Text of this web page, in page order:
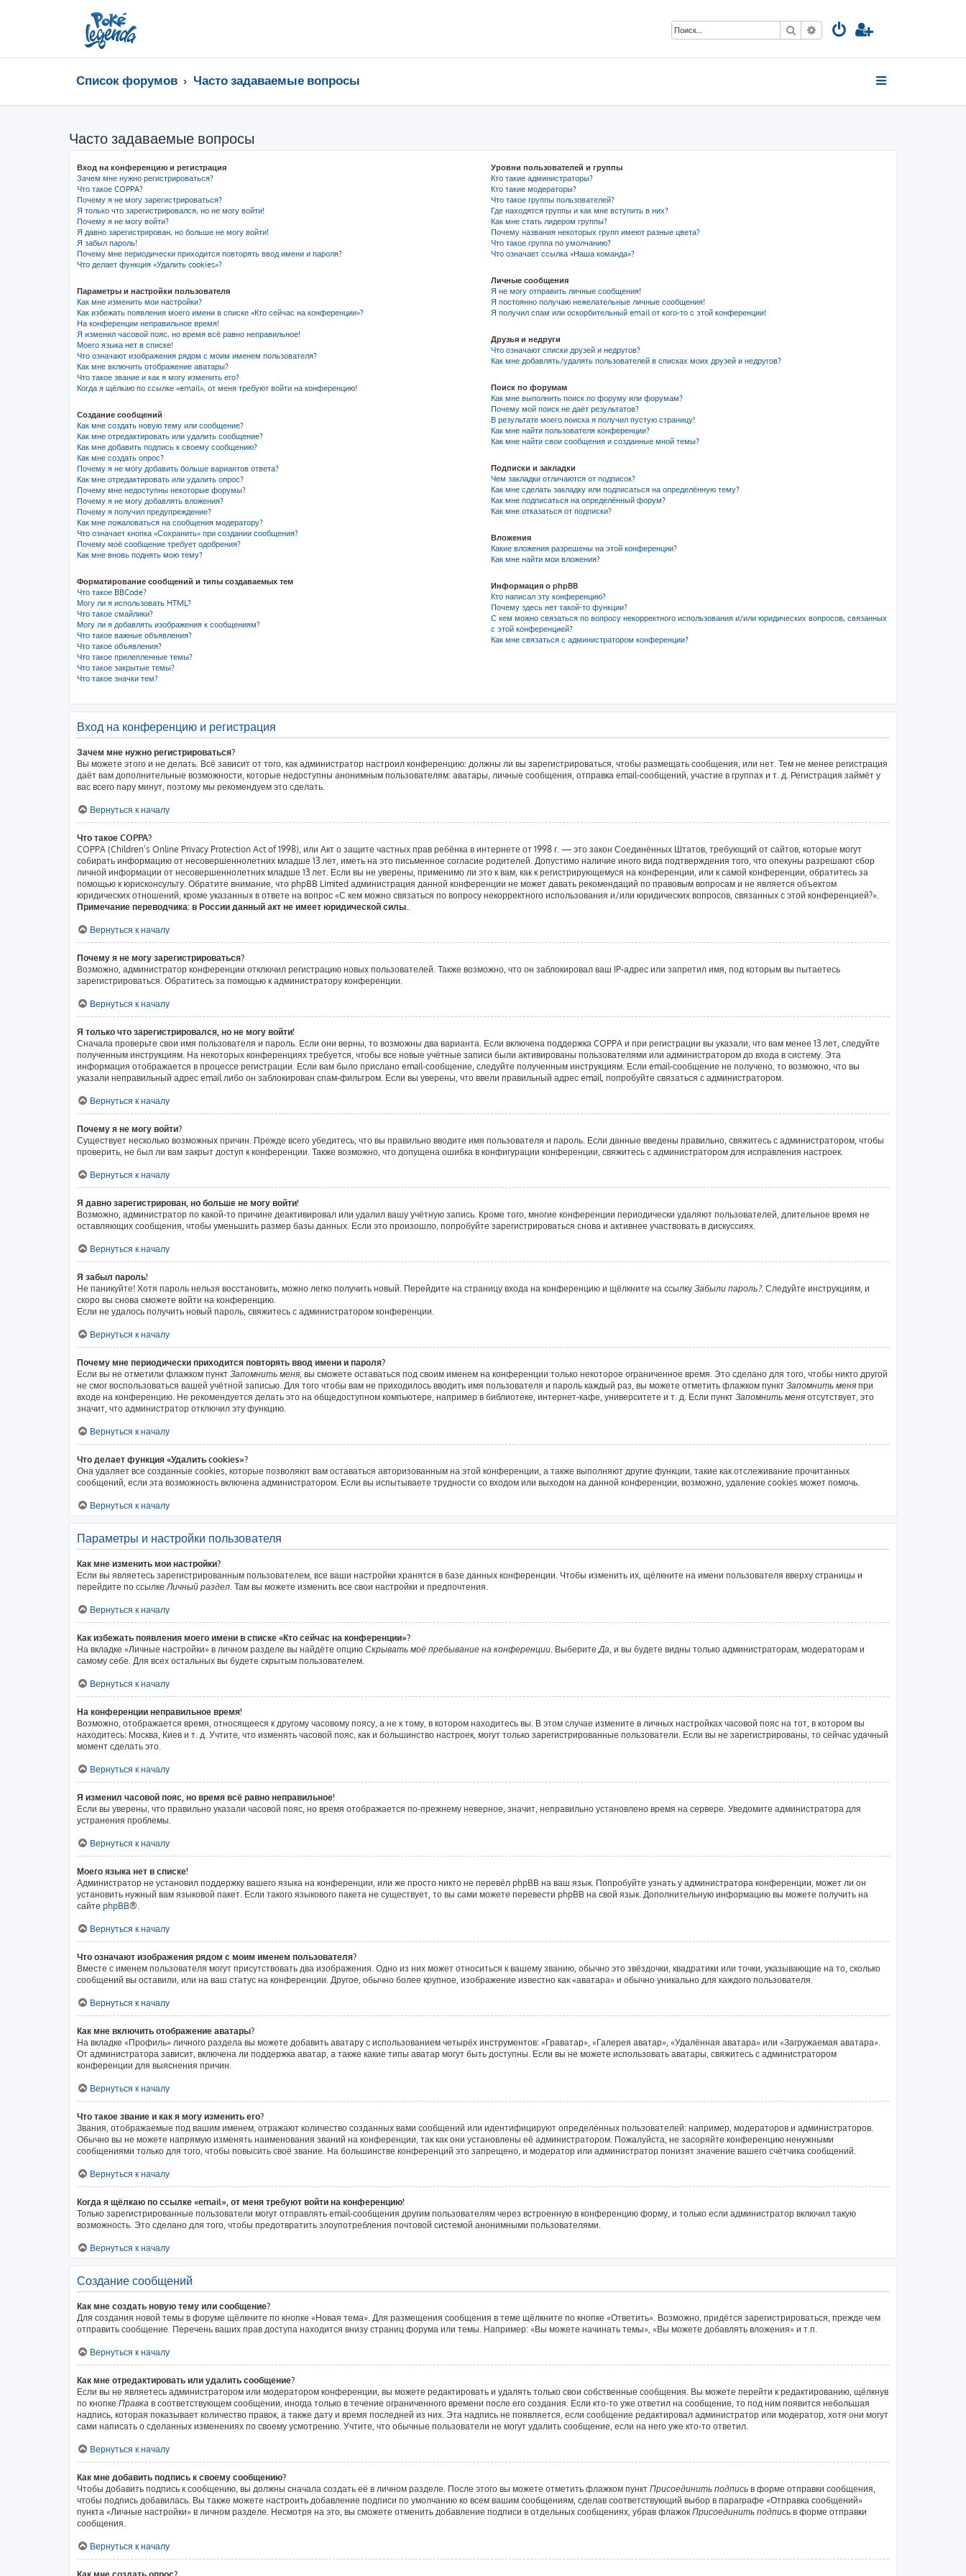
Поиск Расширенный поиск
Список форумов Часто задаваемые вопросы
Часто задаваемые вопросы
Вход на конференцию и регистрация
Зачем мне нужно регистрироваться?
Что такое COPPA?
Почему я не могу зарегистрироваться?
Я только что зарегистрировался, но не могу войти!
Почему я не могу войти?
Я давно зарегистрирован, но больше не могу войти!
Я забыл пароль!
Почему мне периодически приходится повторять ввод имени и пароля?
Что делает функция «Удалить cookies»?
Параметры и настройки пользователя
Как мне изменить мои настройки?
Как избежать появления моего имени в списке «Кто сейчас на конференции»?
На конференции неправильное время!
Я изменил часовой пояс, но время всё равно неправильное!
Моего языка нет в списке!
Что означают изображения рядом с моим именем пользователя?
Как мне включить отображение аватары?
Что такое звание и как я могу изменить его?
Когда я щёлкаю по ссылке «email», от меня требуют войти на конференцию!
Создание сообщений
Как мне создать новую тему или сообщение?
Как мне отредактировать или удалить сообщение?
Как мне добавить подпись к своему сообщению?
Как мне создать опрос?
Почему я не могу добавить больше вариантов ответа?
Как мне отредактировать или удалить опрос?
Почему мне недоступны некоторые форумы?
Почему я не могу добавлять вложения?
Почему я получил предупреждение?
Как мне пожаловаться на сообщения модератору?
Что означает кнопка «Сохранить» при создании сообщения?
Почему моё сообщение требует одобрения?
Как мне вновь поднять мою тему?
Форматирование сообщений и типы создаваемых тем
Что такое BBCode?
Могу ли я использовать HTML?
Что такое смайлики?
Могу ли я добавлять изображения к сообщениям?
Что такое важные объявления?
Что такое объявления?
Что такое прилепленные темы?
Что такое закрытые темы?
Что такое значки тем?
Уровни пользователей и группы
Кто такие администраторы?
Кто такие модераторы?
Что такое группы пользователей?
Где находятся группы и как мне вступить в них?
Как мне стать лидером группы?
Почему названия некоторых групп имеют разные цвета?
Что такое группа по умолчанию?
Что означает ссылка «Наша команда»?
Личные сообщения
Я не могу отправить личные сообщения!
Я постоянно получаю нежелательные личные сообщения!
Я получил спам или оскорбительный email от кого-то с этой конференции!
Друзья и недруги
Что означают списки друзей и недругов?
Как мне добавлять/удалять пользователей в списках моих друзей и недругов?
Поиск по форумам
Как мне выполнить поиск по форуму или форумам?
Почему мой поиск не даёт результатов?
В результате моего поиска я получил пустую страницу!
Как мне найти пользователя конференции?
Как мне найти свои сообщения и созданные мной темы?
Подписки и закладки
Чем закладки отличаются от подписок?
Как мне сделать закладку или подписаться на определённую тему?
Как мне подписаться на определённый форум?
Как мне отказаться от подписки?
Вложения
Какие вложения разрешены на этой конференции?
Как мне найти мои вложения?
Информация о phpBB
Кто написал эту конференцию?
Почему здесь нет такой-то функции?
С кем можно связаться по вопросу некорректного использования и/или юридических вопросов, связанных
с этой конференцией?
Как мне связаться с администратором конференции?
Вход на конференцию и регистрация
Зачем мне нужно регистрироваться?
Вы можете этого и не делать. Всё зависит от того, как администратор настроил конференцию: должны ли вы зарегистрироваться, чтобы размещать сообщения, или нет. Тем не менее регистрация
даёт вам дополнительные возможности, которые недоступны анонимным пользователям: аватары, личные сообщения, отправка email-сообщений, участие в группах и т. д. Регистрация займёт у
вас всего пару минут, поэтому мы рекомендуем это сделать.
Вернуться к началу
Что такое COPPA?
COPPA (Children’s Online Privacy Protection Act of 1998), или Акт о защите частных прав ребёнка в интернете от 1998 г. — это закон Соединённых Штатов, требующий от сайтов, которые могут
собирать информацию от несовершеннолетних младше 13 лет, иметь на это письменное согласие родителей. Допустимо наличие иного вида подтверждения того, что опекуны разрешают сбор
личной информации от несовершеннолетних младше 13 лет. Если вы не уверены, применимо ли это к вам, как к регистрирующемуся на конференции, или к самой конференции, обратитесь за
помощью к юрисконсульту. Обратите внимание, что phpBB Limited администрация данной конференции не может давать рекомендаций по правовым вопросам и не является объектом
юридических отношений, кроме указанных в ответе на вопрос «С кем можно связаться по вопросу некорректного использования и/или юридических вопросов, связанных с этой конференцией?».
Примечание переводчика: в России данный акт не имеет юридической силы..
Вернуться к началу
Почему я не могу зарегистрироваться?
Возможно, администратор конференции отключил регистрацию новых пользователей. Также возможно, что он заблокировал ваш IP-адрес или запретил имя, под которым вы пытаетесь
зарегистрироваться. Обратитесь за помощью к администратору конференции.
Вернуться к началу
Я только что зарегистрировался, но не могу войти!
Сначала проверьте свои имя пользователя и пароль. Если они верны, то возможны два варианта. Если включена поддержка COPPA и при регистрации вы указали, что вам менее 13 лет, следуйте
полученным инструкциям. На некоторых конференциях требуется, чтобы все новые учётные записи были активированы пользователями или администратором до входа в систему. Эта
информация отображается в процессе регистрации. Если вам было прислано email-сообщение, следуйте полученным инструкциям. Если email-сообщение не получено, то возможно, что вы
указали неправильный адрес email либо он заблокирован спам-фильтром. Если вы уверены, что ввели правильный адрес email, попробуйте связаться с администратором.
Вернуться к началу
Почему я не могу войти?
Существует несколько возможных причин. Прежде всего убедитесь, что вы правильно вводите имя пользователя и пароль. Если данные введены правильно, свяжитесь с администратором, чтобы
проверить, не был ли вам закрыт доступ к конференции. Также возможно, что допущена ошибка в конфигурации конференции, свяжитесь с администратором для исправления настроек.
Вернуться к началу
Я давно зарегистрирован, но больше не могу войти!
Возможно, администратор по какой-то причине деактивировал или удалил вашу учётную запись. Кроме того, многие конференции периодически удаляют пользователей, длительное время не
оставляющих сообщения, чтобы уменьшить размер базы данных. Если это произошло, попробуйте зарегистрироваться снова и активнее участвовать в дискуссиях.
Вернуться к началу
Я забыл пароль!
Не паникуйте! Хотя пароль нельзя восстановить, можно легко получить новый. Перейдите на страницу входа на конференцию и щёлкните на ссылку Забыли пароль?. Следуйте инструкциям, и
скоро вы снова сможете войти на конференцию.
Если не удалось получить новый пароль, свяжитесь с администратором конференции.
Вернуться к началу
Почему мне периодически приходится повторять ввод имени и пароля?
Если вы не отметили флажком пункт Запомнить меня, вы сможете оставаться под своим именем на конференции только некоторое ограниченное время. Это сделано для того, чтобы никто другой
не смог воспользоваться вашей учётной записью. Для того чтобы вам не приходилось вводить имя пользователя и пароль каждый раз, вы можете отметить флажком пункт Запомнить меня при
входе на конференцию. Не рекомендуется делать это на общедоступном компьютере, например в библиотеке, интернет-кафе, университете и т. д. Если пункт Запомнить меня отсутствует, это
значит, что администратор отключил эту функцию.
Вернуться к началу
Что делает функция «Удалить cookies»?
Она удаляет все созданные cookies, которые позволяют вам оставаться авторизованным на этой конференции, а также выполняют другие функции, такие как отслеживание прочитанных
сообщений, если эта возможность включена администратором. Если вы испытываете трудности со входом или выходом на данной конференции, возможно, удаление cookies может помочь.
Вернуться к началу
Параметры и настройки пользователя
Как мне изменить мои настройки?
Если вы являетесь зарегистрированным пользователем, все ваши настройки хранятся в базе данных конференции. Чтобы изменить их, щёлкните на имени пользователя вверху страницы и
перейдите по ссылкеЛичный раздел. Там вы можете изменить все свои настройки и предпочтения.
Вернуться к началу
Как избежать появления моего имени в списке «Кто сейчас на конференции»?
На вкладке «Личные настройки» в личном разделе вы найдёте опцию Скрывать моё пребывание на конференции. ВыберитеДа, и вы будете видны только администраторам, модераторам и
самому себе. Для всех остальных вы будете скрытым пользователем.
Вернуться к началу
На конференции неправильное время!
Возможно, отображается время, относящееся к другому часовому поясу, а не к тому, в котором находитесь вы. В этом случае измените в личных настройках часовой пояс на тот, в котором вы
находитесь: Москва, Киев и т. д. Учтите, что изменять часовой пояс, как и большинство настроек, могут только зарегистрированные пользователи. Если вы не зарегистрированы, то сейчас удачный
момент сделать это.
Вернуться к началу
Я изменил часовой пояс, но время всё равно неправильное!
Если вы уверены, что правильно указали часовой пояс, но время отображается по-прежнему неверное, значит, неправильно установлено время на сервере. Уведомите администратора для
устранения проблемы.
Вернуться к началу
Моего языка нет в списке!
Администратор не установил поддержку вашего языка на конференции, или же просто никто не перевёл phpBB на ваш язык. Попробуйте узнать у администратора конференции, может ли он
установить нужный вам языковой пакет. Если такого языкового пакета не существует, то вы сами можете перевести phpBB на свой язык. Дополнительную информацию вы можете получить на
сайте phpBB®.
Вернуться к началу
Что означают изображения рядом с моим именем пользователя?
Вместе с именем пользователя могут присутствовать два изображения. Одно из них может относиться к вашему званию, обычно это звёздочки, квадратики или точки, указывающие на то, сколько
сообщений вы оставили, или на ваш статус на конференции. Другое, обычно более крупное, изображение известно как «аватара» и обычно уникально для каждого пользователя.
Вернуться к началу
Как мне включить отображение аватары?
На вкладке «Профиль» личного раздела вы можете добавить аватару с использованием четырёх инструментов: «Граватар», «Галерея аватар», «Удалённая аватара» или «Загружаемая аватара».
От администратора зависит, включена ли поддержка аватар, а также какие типы аватар могут быть доступны. Если вы не можете использовать аватары, свяжитесь с администратором
конференции для выяснения причин.
Вернуться к началу
Что такое звание и как я могу изменить его?
Звания, отображаемые под вашим именем, отражают количество созданных вами сообщений или идентифицируют определённых пользователей: например, модераторов и администраторов.
Обычно вы не можете напрямую изменять наименования званий на конференции, так как они установлены её администратором. Пожалуйста, не засоряйте конференцию ненужными
сообщениями только для того, чтобы повысить своё звание. На большинстве конференций это запрещено, и модератор или администратор понизят значение вашего счётчика сообщений.
Вернуться к началу
Когда я щёлкаю по ссылке «email», от меня требуют войти на конференцию!
Только зарегистрированные пользователи могут отправлять email-сообщения другим пользователям через встроенную в конференцию форму, и только если администратор включил такую
возможность. Это сделано для того, чтобы предотвратить злоупотребления почтовой системой анонимными пользователями.
Вернуться к началу
Создание сообщений
Как мне создать новую тему или сообщение?
Для создания новой темы в форуме щёлкните по кнопке «Новая тема». Для размещения сообщения в теме щёлкните по кнопке «Ответить». Возможно, придётся зарегистрироваться, прежде чем
отправить сообщение. Перечень ваших прав доступа находится внизу страниц форума или темы. Например: «Вы можете начинать темы», «Вы можете добавлять вложения» и т.п.
Вернуться к началу
Как мне отредактировать или удалить сообщение?
Если вы не являетесь администратором или модератором конференции, вы можете редактировать и удалять только свои собственные сообщения. Вы можете перейти к редактированию, щёлкнув
по кнопке Правка в соответствующем сообщении, иногда только в течение ограниченного времени после его создания. Если кто-то уже ответил на сообщение, то под ним появится небольшая
надпись, которая показывает количество правок, а также дату и время последней из них. Эта надпись не появляется, если сообщение редактировал администратор или модератор, хотя они могут
сами написать о сделанных изменениях по своему усмотрению. Учтите, что обычные пользователи не могут удалить сообщение, если на него уже кто-то ответил.
Вернуться к началу
Как мне добавить подпись к своему сообщению?
Чтобы добавить подпись к сообщению, вы должны сначала создать её в личном разделе. После этого вы можете отметить флажком пункт Присоединить подпись в форме отправки сообщения,
чтобы подпись добавилась. Вы также можете настроить добавление подписи по умолчанию ко всем вашим сообщениям, сделав соответствующий выбор в параграфе «Отправка сообщений»
пункта «Личные настройки» в личном разделе. Несмотря на это, вы сможете отменить добавление подписи в отдельных сообщениях, убрав флажок Присоединить подпись в форме отправки
сообщения.
Вернуться к началу